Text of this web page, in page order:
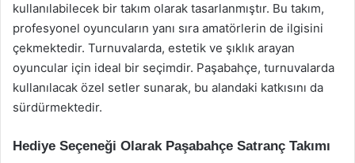
kullanılabilecek bir takım olarak tasarlanmıştır. Bu takım,
profesyonel oyuncuların yanı sıra amatörlerin de ilgisini
çekmektedir. Turnuvalarda, estetik ve şıklık arayan
oyuncular için ideal bir seçimdir. Paşabahçe, turnuvalarda
kullanılacak özel setler sunarak, bu alandaki katkısını da
sürdürmektedir.
Hediye Seçeneği Olarak Paşabahçe Satranç Takımı